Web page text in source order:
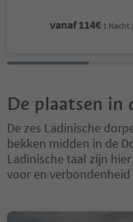
vanaf114€ 1 Nacht
De plaatsen in
De zes Ladinische
bekken midden in de
Ladinische taal zijn
voor en verbondenheid